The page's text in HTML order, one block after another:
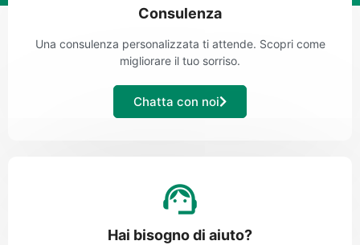
Consulenza
Una consulenza personalizzata ti attende. Scopri come
migliorare il tuo sorriso.
Chatta con noi
Hai bisogno di aiuto?